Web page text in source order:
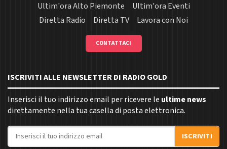
Ultim'ora Alto Piemonte
Ultim'ora Eventi
Diretta Radio
Diretta TV Lavora con Noi
CONTATTACI
ISCRIVITI ALLE NEWSLETTER DI RADIO GOLD
Inserisci il tuo indirizzo email per ricevere le ultime news
direttamente nella tua casella di posta elettronica.
Indirizzo email
ISCRIVITI